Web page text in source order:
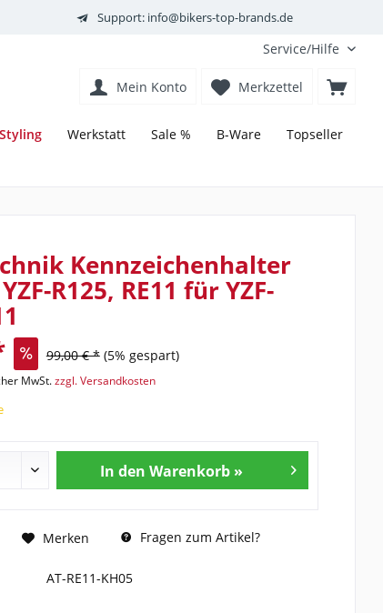
Support: info@bikers-top-brands.de
Service/Hilfe
Merkzettel
Mein Konto
Styling Werkstatt Sale % B-Ware Topseller
Kennzeichenhalter
R125, RE11 für YZF-
99,00 € * (5% gespart)
MwSt.zzgl. Versandkosten
In den Warenkorb »
Merken Fragen zum Artikel?
AT-RE11-KH05